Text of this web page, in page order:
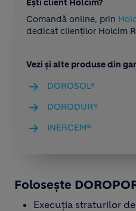
Ești client Holcim?
Comandă online, prin
dedicat clienților Holcim
Vezi și alte produse din
DOROSOL®
DORODUR®
INERCEM®
Folosește
Execuția straturilor